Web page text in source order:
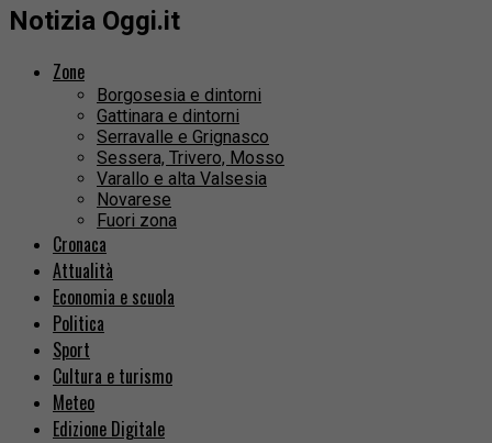
Notizia Oggi.it
Zone
Borgosesia e dintorni
Gattinara e dintorni
Serravalle e Grignasco
Sessera, Trivero, Mosso
Varallo e alta Valsesia
Novarese
Fuori zona
Cronaca
Attualità
Economia e scuola
Politica
Sport
Cultura e turismo
Meteo
Edizione Digitale